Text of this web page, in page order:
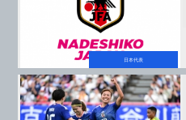
日本代表